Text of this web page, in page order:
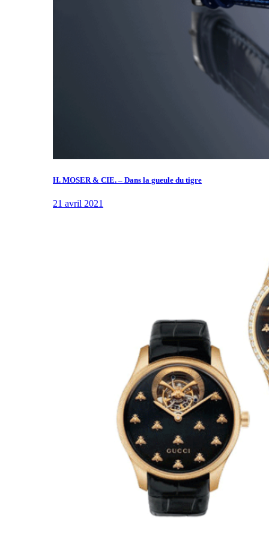
H. MOSER & CIE. – Dans la gueule du tigre
21 avril 2021